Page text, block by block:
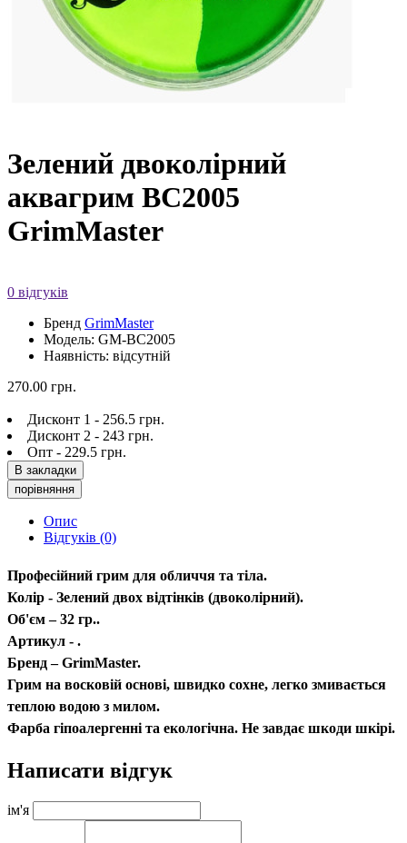
Зелений двоколірний
аквагрим BC2005
GrimMaster
0 відгуків
Бренд GrimMaster
Модель: GM-BC2005
Наявність: відсутній
270.00 грн.
Дисконт 1 - 256.5 грн.
Дисконт 2 - 243 грн.
Опт - 229.5 грн.
В закладки
порівняння
Опис
Відгуків (0)
Професійний грим для обличчя та тіла.
Колір - Зелений двох відтінків (двоколірний).
Об'єм – 32 гр..
Артикул - .
Бренд – GrimMaster.
Грим на восковій основі, швидко сохне, легко змивається
теплою водою з милом.
Фарба гіпоалергенні та екологічна. Не завдає шкоди шкірі.
Написати відгук
ім'я